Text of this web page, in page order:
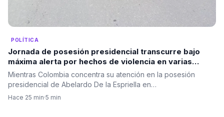
POLÍTICA
Jornada de posesión presidencial transcurre bajo
máxima alerta por hechos de violencia en varias
regiones del país, ninguno en el Valle.
Mientras Colombia concentra su atención en la posesión
presidencial de Abelardo De la Espriella en…
Hace 25 min·5 min